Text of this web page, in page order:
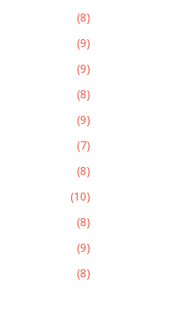
(8)
(9)
(9)
(8)
(9)
(7)
(8)
(10)
(8)
(9)
(8)